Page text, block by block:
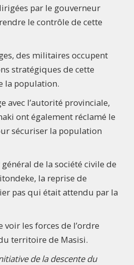
par le gouverneur
le contrôle de cette
des militaires occupent
stratégiques de cette
la population.
avec l’autorité provinciale,
ont également réclamé le
sécuriser la population
de la société civile de
la reprise de
pas qui était attendu par la
les forces de l’ordre
territoire de Masisi.
de la descente du